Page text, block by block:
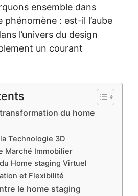
ensemble dans
phénomène : est-il l’aube
l’univers du design
un courant
du home
Technologie 3D
Marché Immobilier
du Home staging Virtuel
et Flexibilité
le home staging